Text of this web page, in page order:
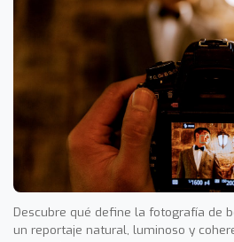
Descubre qué define la fotografía de
un reportaje natural, luminoso y